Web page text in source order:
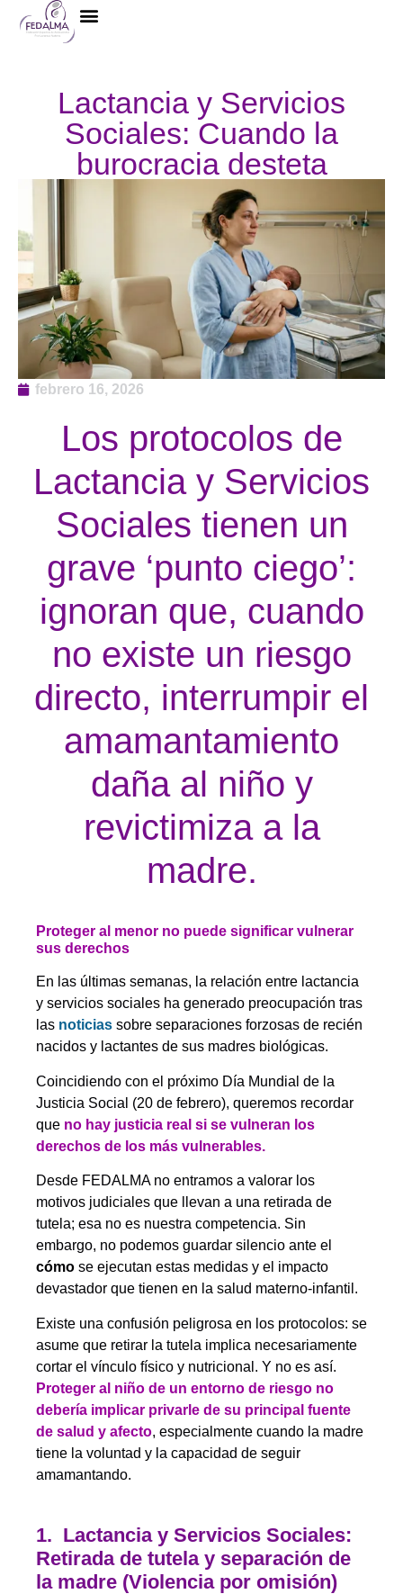
Lactancia y Servicios
Sociales: Cuando la
burocracia desteta
febrero 16, 2026
Los protocolos de
Lactancia y Servicios
Sociales tienen un
grave ‘punto ciego’:
ignoran que, cuando
no existe un riesgo
directo, interrumpir el
amamantamiento
daña al niño y
revictimiza a la
madre.
Proteger al menor no puede significar vulnerar
sus derechos
En las últimas semanas, la relación entre lactancia
y servicios sociales ha generado preocupación tras
las noticias sobre separaciones forzosas de recién
nacidos y lactantes de sus madres biológicas.
Coincidiendo con el próximo Día Mundial de la
Justicia Social (20 de febrero), queremos recordar
que no hay justicia real si se vulneran los
derechos de los más vulnerables.
Desde FEDALMA no entramos a valorar los
motivos judiciales que llevan a una retirada de
tutela; esa no es nuestra competencia. Sin
embargo, no podemos guardar silencio ante el
cómo se ejecutan estas medidas y el impacto
devastador que tienen en la salud materno-infantil.
Existe una confusión peligrosa en los protocolos: se
asume que retirar la tutela implica necesariamente
cortar el vínculo físico y nutricional. Y no es así.
Proteger al niño de un entorno de riesgo no
debería implicar privarle de su principal fuente
de salud y afecto, especialmente cuando la madre
tiene la voluntad y la capacidad de seguir
amamantando.
1. Lactancia y Servicios Sociales:
Retirada de tutela y separación de
la madre (Violencia por omisión)